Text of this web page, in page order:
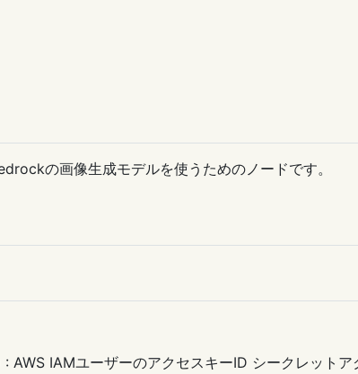
の画像生成モデルを使うためのノードです。
AWS IAMユーザーのアクセスキーID シークレット